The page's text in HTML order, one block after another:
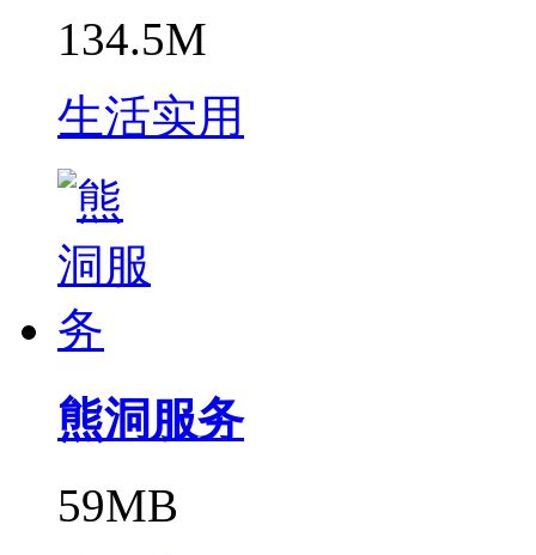
134.5M
生活实用
熊洞服务
59MB